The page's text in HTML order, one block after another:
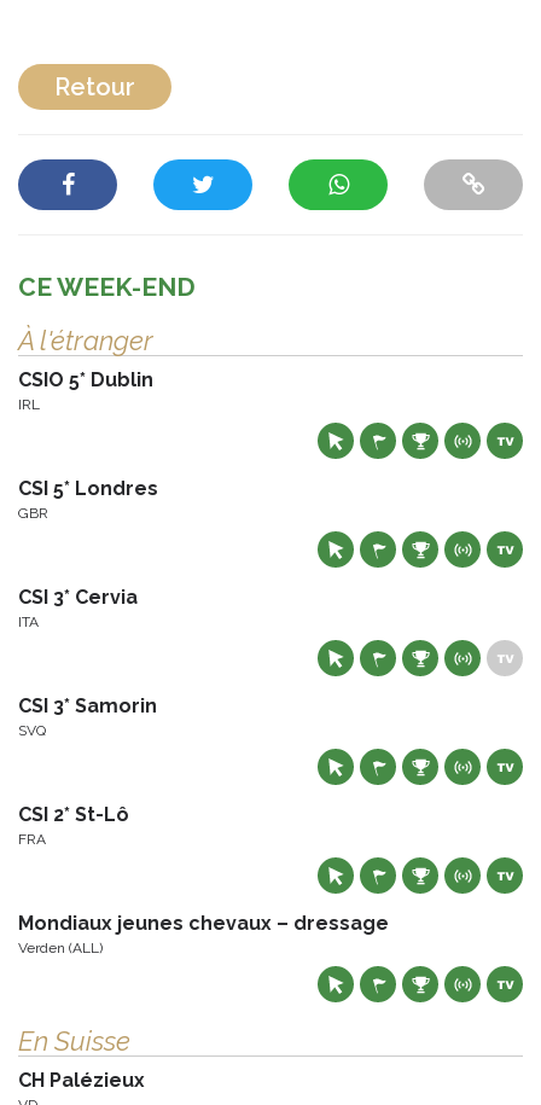
Retour
CE WEEK-END
À l'étranger
CSIO 5* Dublin
IRL
CSI 5* Londres
GBR
CSI 3* Cervia
ITA
CSI 3* Samorin
SVQ
CSI 2* St-Lô
FRA
Mondiaux jeunes chevaux – dressage
Verden (ALL)
En Suisse
CH Palézieux